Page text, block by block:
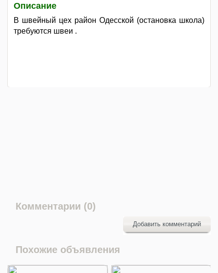
Описание
В швейный цех район Одесской (остановка школа)
требуются швеи .
Комментарии (0)
Добавить комментарий
Похожие объявления